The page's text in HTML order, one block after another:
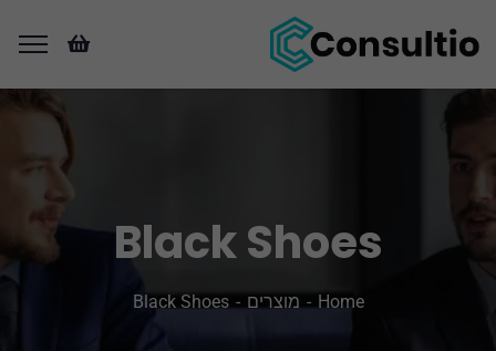
Black Shoes
Home מוצרים Black Shoes